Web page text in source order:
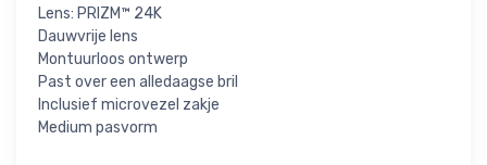
Lens: PRIZM™ 24K
Dauwvrije lens
Montuurloos ontwerp
Past over een alledaagse bril
Inclusief microvezel zakje
Medium pasvorm